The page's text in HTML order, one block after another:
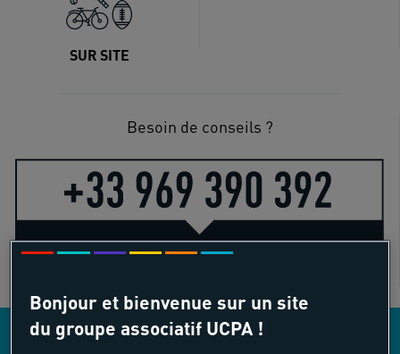
SUR SITE
Besoin de conseils ?
Bonjour et bienvenue sur un site
du groupe associatif UCPA !